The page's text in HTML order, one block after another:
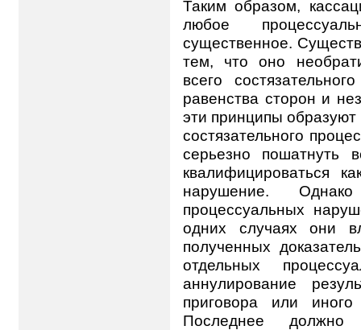
Таким образом,
любое
существенное.
тем, что оно
всего
равенства сторон и
эти принципы
состязательного
серьезно пошатнуть
квалифицироваться
нарушение.
процессуальных
одних случаях они
полученных
отдельных
аннулирование
приговора или иного
Последнее